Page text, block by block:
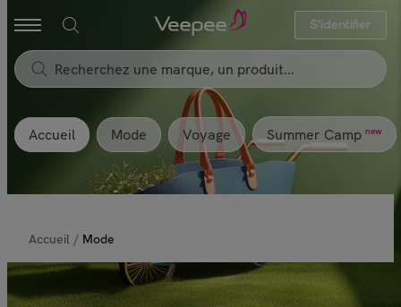
S'identifier
Accueil Mode Voyage Summer Camp new
Accueil / Mode